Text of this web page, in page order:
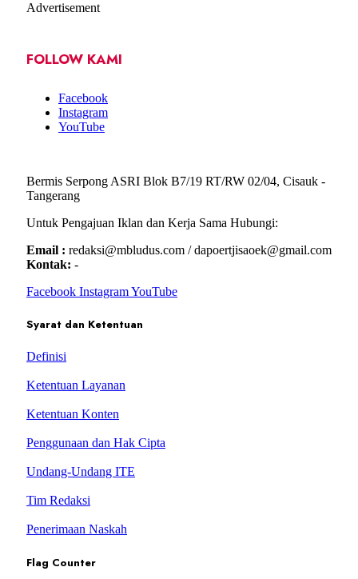
Advertisement
FOLLOW KAMI
Facebook
Instagram
YouTube
Bermis Serpong ASRI Blok B7/19 RT/RW 02/04, Cisauk -
Tangerang
Untuk Pengajuan Iklan dan Kerja Sama Hubungi:
Email : redaksi@mbludus.com / dapoertjisaoek@gmail.com
Kontak: -
Facebook InstagramYouTube
Syarat dan Ketentuan
Definisi
Ketentuan Layanan
Ketentuan Konten
Penggunaan dan Hak Cipta
Undang-Undang ITE
Tim Redaksi
Penerimaan Naskah
Flag Counter